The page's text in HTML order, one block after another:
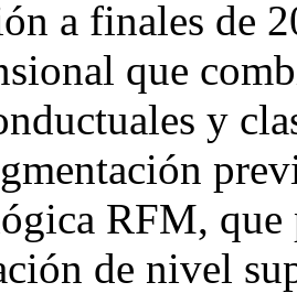
a finales de
que
y
RFM,
de nivel